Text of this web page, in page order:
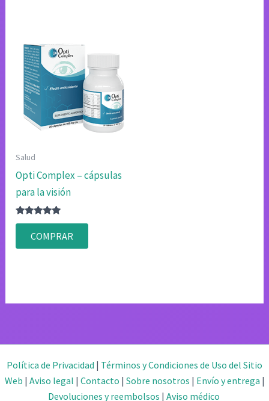
Salud
Opti Complex – cápsulas
para la visión
Valorado
4.75
de 5
COMPRAR
Política de Privacidad | Términos y Condiciones de Uso del Sitio
Web | Aviso legal | Contacto | Sobre nosotros | Envío y entrega |
Devoluciones y reembolsos | Aviso médico